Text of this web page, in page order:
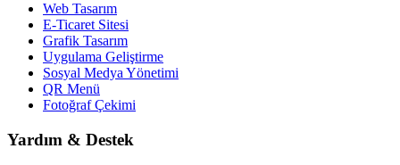
Web Tasarım
E-Ticaret Sitesi
Grafik Tasarım
Uygulama Geliştirme
Sosyal Medya Yönetimi
QR Menü
Fotoğraf Çekimi
Yardım & Destek